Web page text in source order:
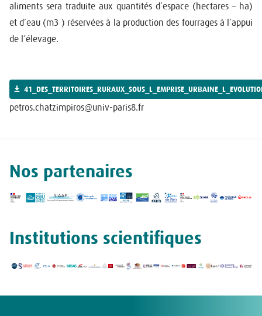
aliments sera traduite aux quantités d’espace (hectares – ha)
et d’eau (m3 ) réservées à la production des fourrages à l’appui
de l’élevage.
petros.chatzimpiros@univ-paris8.fr
Nos partenaires
Institutions scientifiques